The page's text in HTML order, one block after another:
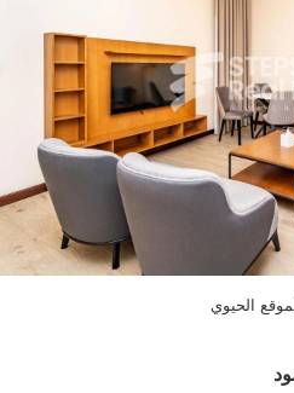
الحيوي